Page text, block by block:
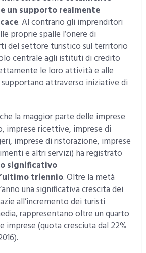
un supporto realmente
. Al contrario gli imprenditori
proprie spalle l’onere di
del settore turistico sul territorio
centrale agli istituti di credito
le loro attività e alle
attraverso iniziative di
la maggior parte delle imprese
imprese ricettive, imprese di
imprese di ristorazione, imprese
e altri servizi) ha registrato
significativo
triennio. Oltre la metà
una significativa crescita dei
all’incremento dei turisti
rappresentano oltre un quarto
imprese (quota cresciuta dal 22%